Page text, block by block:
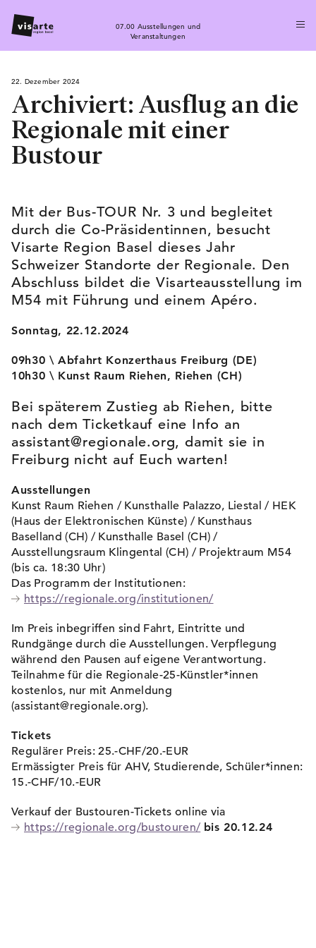
07.00 Ausstellungen und
Veranstaltungen
22. Dezember 2024
Archiviert: Ausflug an die
Regionale mit einer
Bustour
Mit der Bus-TOUR Nr. 3 und begleitet
durch die Co-Präsidentinnen, besucht
Visarte Region Basel dieses Jahr
Schweizer Standorte der Regionale. Den
Abschluss bildet die Visarteausstellung im
M54 mit Führung und einem Apéro.
Sonntag, 22.12.2024
09h30 \ Abfahrt Konzerthaus Freiburg (DE)
10h30 \ Kunst Raum Riehen, Riehen (CH)
Bei späterem Zustieg ab Riehen, bitte
nach dem Ticketkauf eine Info an
assistant@regionale.org, damit sie in
Freiburg nicht auf Euch warten!
Ausstellungen
Kunst Raum Riehen / Kunsthalle Palazzo, Liestal / HEK
(Haus der Elektronischen Künste) / Kunsthaus
Baselland (CH) / Kunsthalle Basel (CH) /
Ausstellungsraum Klingental (CH) / Projektraum M54
(bis ca. 18:30 Uhr)
Das Programm der Institutionen:
https://regionale.org/institutionen/
Im Preis inbegriffen sind Fahrt, Eintritte und
Rundgänge durch die Ausstellungen. Verpflegung
während den Pausen auf eigene Verantwortung.
Teilnahme für die Regionale-25-Künstler*innen
kostenlos, nur mit Anmeldung
(assistant@regionale.org).
Tickets
Regulärer Preis: 25.-CHF/20.-EUR
Ermässigter Preis für AHV, Studierende, Schüler*innen:
15.-CHF/10.-EUR
Verkauf der Bustouren-Tickets online via
https://regionale.org/bustouren/ bis 20.12.24